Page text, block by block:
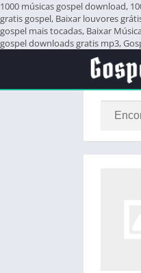
1000 músicas gospel download,
gratis gospel, Baixar louvores
gospel mais tocadas, Baixar
gospel downloads gratis mp3,